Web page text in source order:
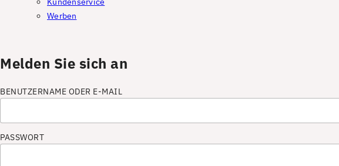
Werben
Melden Sie sich an
BENUTZERNAME ODER E-MAIL
PASSWORT